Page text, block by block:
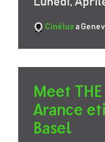
Cinéluxa
Meet THE
Arance
Basel